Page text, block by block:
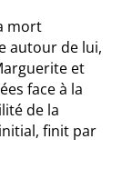
mort
autour de lui,
et
face à la
de la
finit par